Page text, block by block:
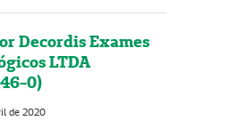
Decordis Exames
LTDA
0)
de 2020